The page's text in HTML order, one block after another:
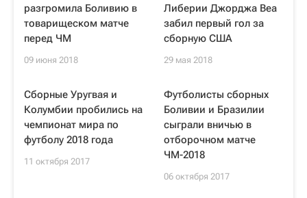
разгромила Боливию в
товарищеском матче
перед ЧМ
09 июня 2018
Либерии Джорджа Веа
забил первый гол за
сборную США
29 мая 2018
Сборные Уругвая и
Колумбии пробились на
чемпионат мира по
футболу 2018 года
11 октября 2017
Футболисты сборных
Боливии и Бразилии
сыграли вничью в
отборочном матче
ЧМ-2018
06 октября 2017